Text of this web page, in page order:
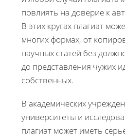
повлиять на доверие к
В этих кругах плагиат
многих формах, от
научных статей без
до представления чужих
собственных.
В академических
университеты и
плагиат может иметь